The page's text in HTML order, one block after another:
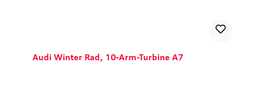
Audi Winter Rad, 10-Arm-Turbine A7